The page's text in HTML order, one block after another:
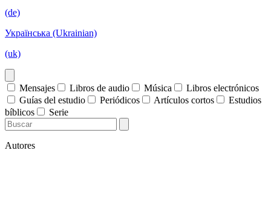
(de)
Українська (Ukrainian)
(uk)
Mensajes Libros de audio Música
Libros electrónicos
Guías del estudio
Periódicos Artículos cortos
Estudios
bíblicos
Serie
Autores